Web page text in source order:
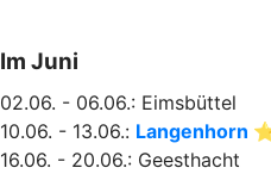
Im Juni
02.06. - 06.06.: Eimsbüttel
10.06. - 13.06.: Langenhorn
16.06. - 20.06.: Geesthacht